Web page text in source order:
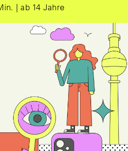
| ab 14 Jahre